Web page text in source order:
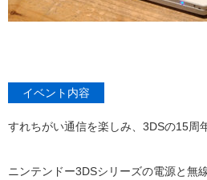
イベント内容
すれちがい通信を楽しみ、3DSの15周
ニンテンドー3DSシリーズの電源と無